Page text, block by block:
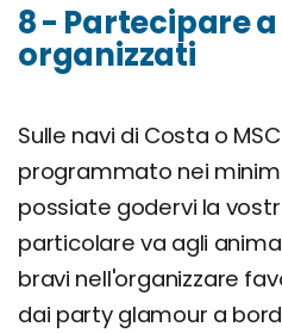
8 - Partecipare
organizzati
Sulle navi di Costa o
programmato nei
possiate godervi la
particolare va agli
bravi nell'organizzare
dai party glamour a